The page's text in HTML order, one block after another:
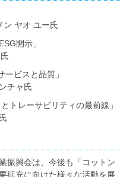
ン ヤオ ユー氏
開示」
ービスと品質」
チャ氏
トレーサビリティの最前線」
振興会は、今後も「コットン
拡充に向けた様々な活動を展